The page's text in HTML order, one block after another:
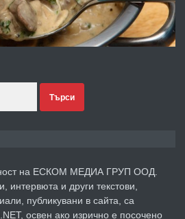
преди 1 година
поход "По стъпките на Ангел
преди 1 година
Търси
на ЕСКОМ МЕДИА ГРУП ООД.
интервюта и други текстови,
публикувани в сайта, са
освен ако изрично е посочено